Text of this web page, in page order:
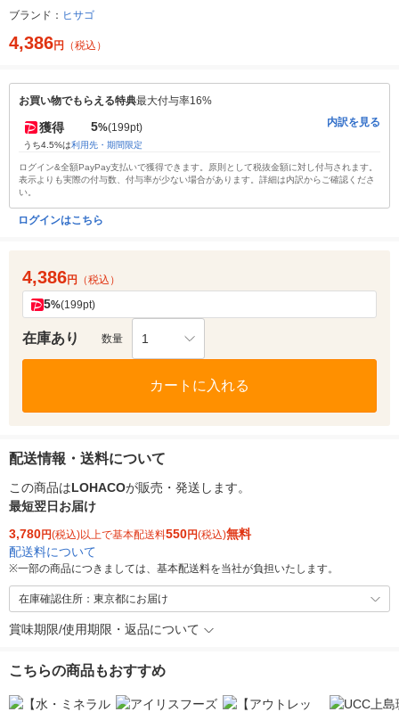
ブランド： ヒサゴ
4,386円 （税込）
お買い物でもらえる特典最大付与率16%
獲得 5%(199pt)
うち4.5%は利用先・期間限定
内訳を見る
ログイン&全額PayPay支払いで獲得できます。原則として税抜金額に対し付与されます。
表示よりも実際の付与数、付与率が少ない場合があります。詳細は内訳からご確認くださ
い。
ログインはこちら
4,386円 （税込）
5%(199pt)
在庫あり 数量 1
カートに入れる
配送情報・送料について
この商品はLOHACOが販売・発送します。
最短翌日お届け
3,780円(税込)以上で基本配送料550円(税込)無料
配送料について
※一部の商品につきましては、基本配送料を当社が負担いたします。
在庫確認住所：東京都にお届け
賞味期限/使用期限・返品について
こちらの商品もおすすめ